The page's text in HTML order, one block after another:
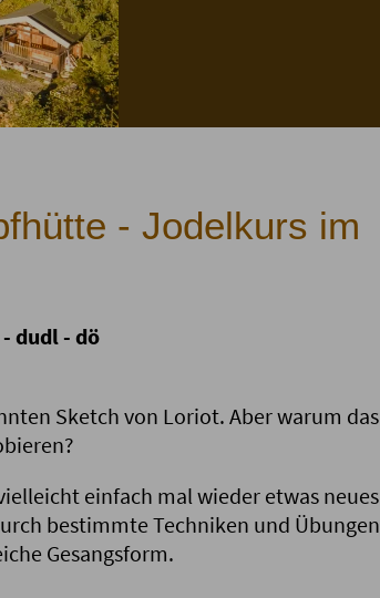
- Jodelkurs im
dudl - dö
Sketch von Loriot. Aber warum das
einfach mal wieder etwas neues
bestimmte Techniken und Übungen
Gesangsform.